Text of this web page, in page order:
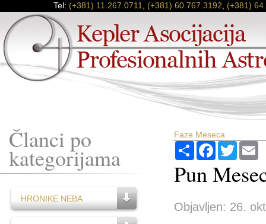
Tel: (+381) 11.267.0711 (+381) 60.767.3192 (+381)
Članci po
kategorijama
HRONIKE NEBA
Faze Meseca
PodijeliFacebook
Twitter
Pun
Objavljen: 26.